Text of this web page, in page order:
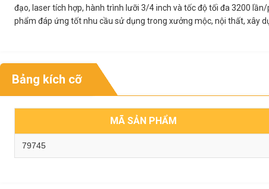
đạo, laser tích hợp, hành trình lưỡi 3/4 inch và tốc độ tối đa 3200
phẩm đáp ứng tốt nhu cầu sử dụng trong xưởng mộc, nội thất, xây
Bảng kích cỡ
MÃ SẢN PHẨM
79745